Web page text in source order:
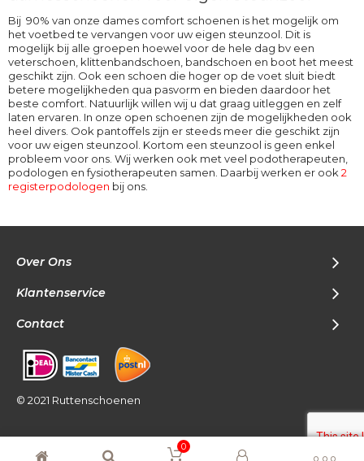
Bij 90% van onze dames comfort schoenen is het mogelijk om
het voetbed te vervangen voor uw eigen steunzool. Dit is
mogelijk bij alle groepen hoewel voor de hele dag bv een
veterschoen, klittenbandschoen, bandschoen en boot het meest
geschikt zijn. Ook een schoen die hoger op de voet sluit biedt
betere mogelijkheden qua pasvorm en bieden daardoor het
beste comfort. Natuurlijk willen wij u dat graag uitleggen en zelf
laten ervaren. In onze open schoenen zijn de mogelijkheden ook
heel divers. Ook pantoffels zijn er steeds meer die geschikt zijn
voor uw eigen steunzool. Kortom een steunzool is geen enkel
probleem voor ons. Wij werken ook met veel podotherapeuten,
podologen en fysiotherapeuten samen. Daarbij werken er ook 2
registerpodologen bij ons.
Over Ons
Klantenservice
Contact
© 2021 Ruttenschoenen
0